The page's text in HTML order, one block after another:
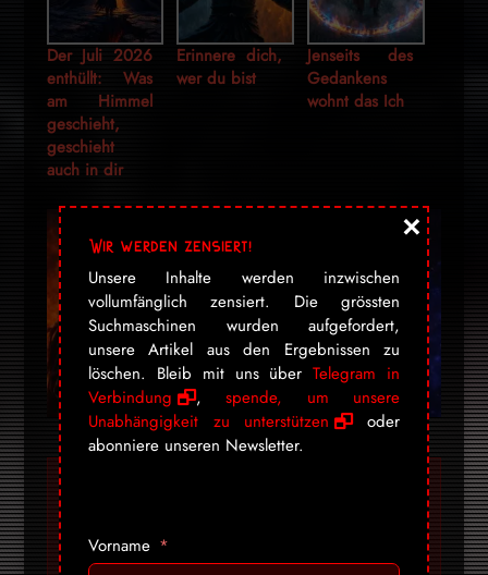
Der Juli 2026
enthüllt: Was
am Himmel
geschieht,
geschieht
auch in dir
Erinnere dich,
wer du bist
Jenseits des
Gedankens
wohnt das Ich
Wir werden zensiert!
Unsere Inhalte werden inzwischen
vollumfänglich zensiert. Die grössten
Suchmaschinen wurden aufgefordert,
unsere Artikel aus den Ergebnissen zu
löschen. Bleib mit uns überTelegram in
Verbindung
, spende, um unsere
Unabhängigkeit zu unterstützen
oder
abonniere unseren Newsletter.
Vorname
×